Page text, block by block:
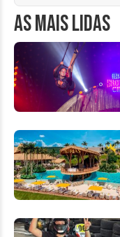
AS MAIS LIDAS